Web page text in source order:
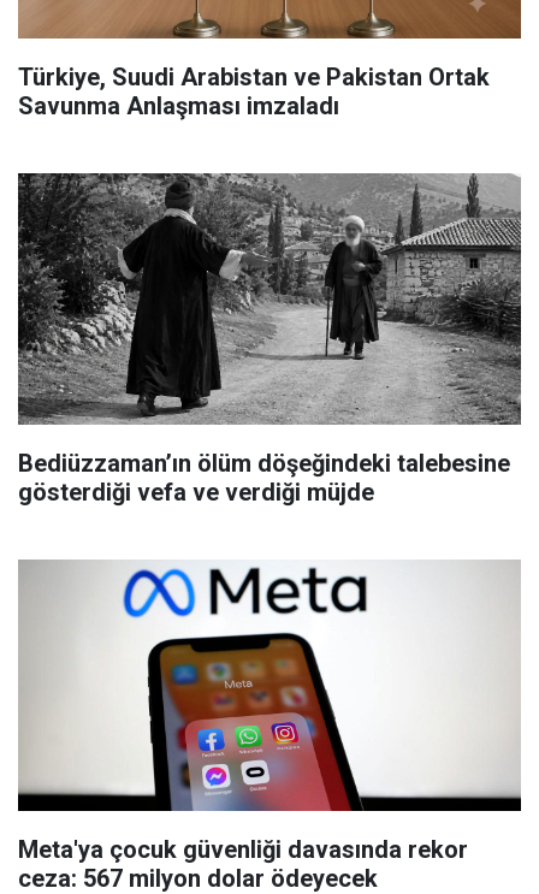
Türkiye, Suudi Arabistan ve Pakistan Ortak
Savunma Anlaşması imzaladı
Bediüzzaman’ın ölüm döşeğindeki talebesine
gösterdiği vefa ve verdiği müjde
Meta'ya çocuk güvenliği davasında rekor
ceza: 567 milyon dolar ödeyecek